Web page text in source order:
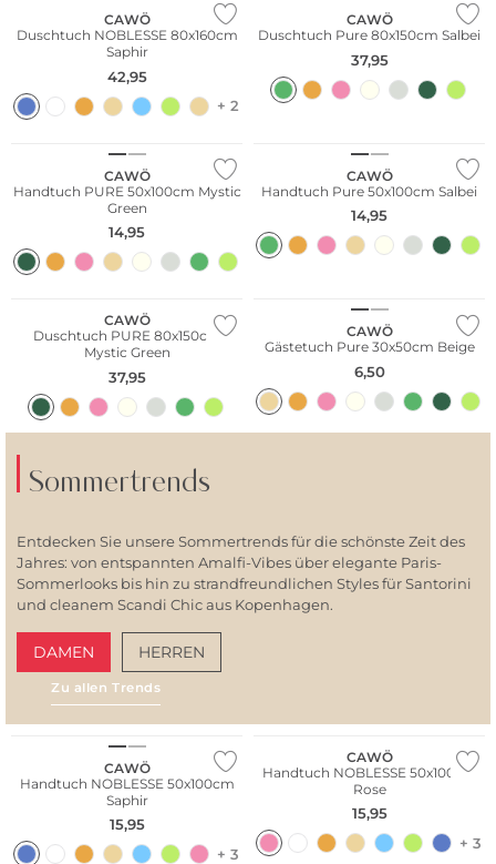
CAWÖ
Duschtuch NOBLESSE 80x160cm
Saphir
42,95
+ 2
CAWÖ
Duschtuch Pure 80x150cm Salbei
37,95
CAWÖ
Handtuch PURE 50x100cm Mystic
Green
14,95
CAWÖ
Handtuch Pure 50x100cm Salbei
14,95
CAWÖ
Duschtuch PURE 80x150cm
Mystic Green
37,95
CAWÖ
Gästetuch Pure 30x50cm Beige
6,50
Sommertrends
Entdecken Sie unsere Sommertrends für die schönste Zeit des
Jahres: von entspannten Amalfi-Vibes über elegante Paris-
Sommerlooks bis hin zu strandfreundlichen Styles für Santorini
und cleanem Scandi Chic aus Kopenhagen.
DAMEN HERREN
Zu allen Trends
CAWÖ
Handtuch NOBLESSE 50x100cm
Saphir
15,95
+ 3
CAWÖ
Handtuch NOBLESSE 50x100cm
Rose
15,95
+ 3